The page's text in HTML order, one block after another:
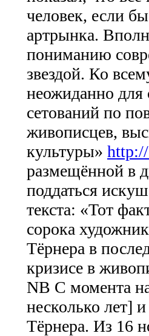
человек, если
артрынка.
пониманию
звездой. Ко
неожиданно для
сетований по
живописцев,
культуры»
размещённой в
поддаться
текста: «Тот
сорока
Тёрнера в
кризисе в
NB С момента
несколько лет]
Тёрнера. Из 16